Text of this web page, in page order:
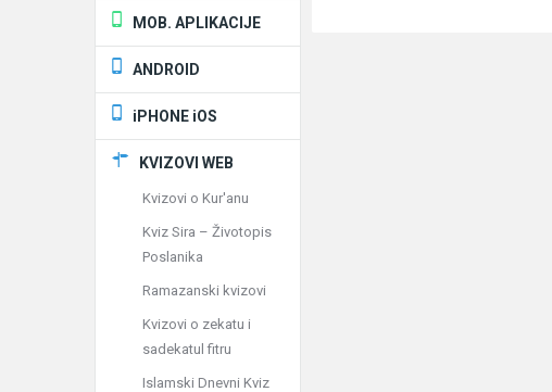
MOB. APLIKACIJE
ANDROID
iPHONE iOS
KVIZOVI WEB
Kvizovi o Kur'anu
Kviz Sira – Životopis
Poslanika
Ramazanski kvizovi
Kvizovi o zekatu i
sadekatul fitru
Islamski Dnevni Kviz